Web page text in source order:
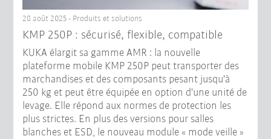
28 août 2025 - Produits et solutions
KMP 250P : sécurisé, flexible, compatible
KUKA élargit sa gamme AMR : la nouvelle
plateforme mobile KMP 250P peut transporter des
marchandises et des composants pesant jusqu'à
250 kg et peut être équipée en option d'une unité de
levage. Elle répond aux normes de protection les
plus strictes. En plus des versions pour salles
blanches et ESD, le nouveau module « mode veille »